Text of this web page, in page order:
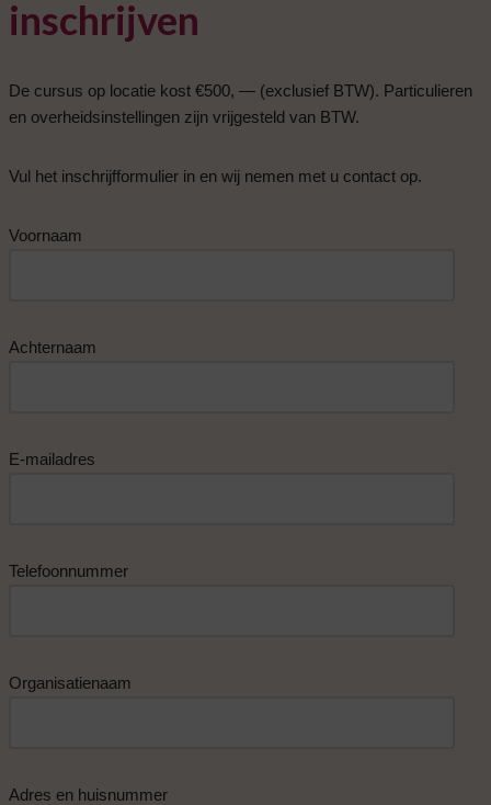
inschrijven
De cursus op locatie kost €500, — (exclusief BTW). Particulieren
en overheidsinstellingen zijn vrijgesteld van BTW.
Vul het inschrijfformulier in en wij nemen met u contact op.
Voornaam
Achternaam
E-mailadres
Telefoonnummer
Organisatienaam
Adres en huisnummer